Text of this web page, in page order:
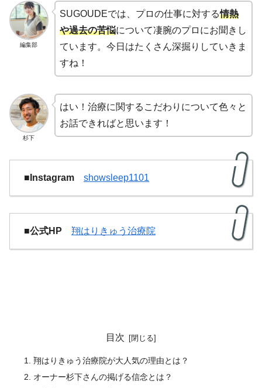
編集部
SUGOUDEでは、プロの仕事に対する情熱
や過去の苦悩について凄腕のプロにお聞きし
ています。今日はたくさん深掘りしていきま
すね！
杉下
はい！治療に関するこだわりについて色々と
お話できればと思います！
■Instagram showsleep1101
■公式HP 翔はりきゅう治療院
目次
翔はりきゅう治療院が大人気の理由とは？
オーナー杉下さんの掲げる信念とは？